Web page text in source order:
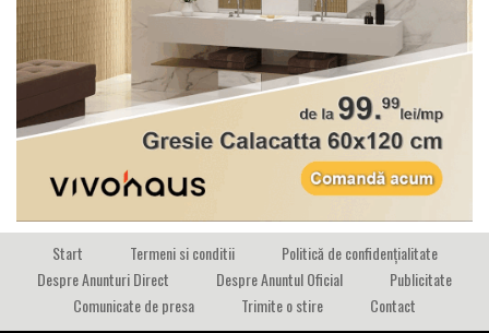
Start Termeni si conditii
Politică de confidențialitate
Despre Anunturi Direct
Despre Anuntul Oficial
Publicitate
Comunicate de presa
Trimite o stire Contact